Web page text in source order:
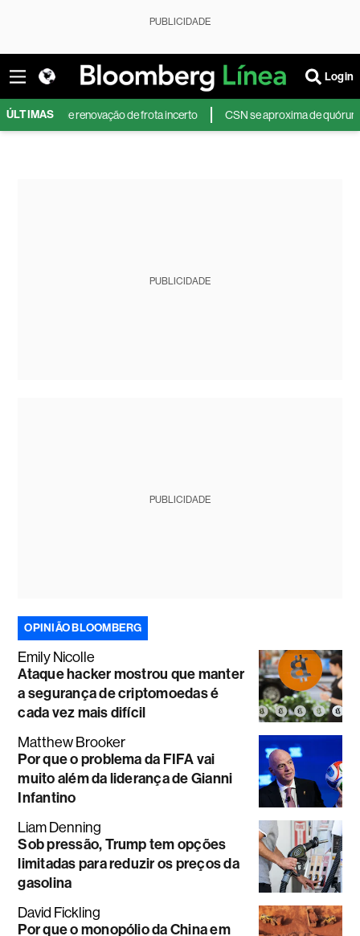
PUBLICIDADE
Login
ÚLTIMAS
plano de renovação de frota incerto CSN se aproxima de quórum
PUBLICIDADE
PUBLICIDADE
OPINIÃO BLOOMBERG
Emily Nicolle
Ataque hacker mostrou que manter
a segurança de criptomoedas é
cada vez mais difícil
Matthew Brooker
Por que o problema da FIFA vai
muito além da liderança de Gianni
Infantino
Liam Denning
Sob pressão, Trump tem opções
limitadas para reduzir os preços da
gasolina
David Fickling
Por que o monopólio da China em